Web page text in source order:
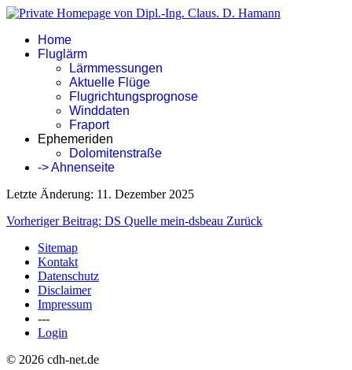
Home
Fluglärm
Lärmmessungen
Aktuelle Flüge
Flugrichtungsprognose
Winddaten
Fraport
Ephemeriden
Dolomitenstraße
-> Ahnenseite
Letzte Änderung: 11. Dezember 2025
Vorheriger Beitrag: DS Quelle mein-dsbeau Zurück
Sitemap
Kontakt
Datenschutz
Disclaimer
Impressum
---
Login
© 2026 cdh-net.de